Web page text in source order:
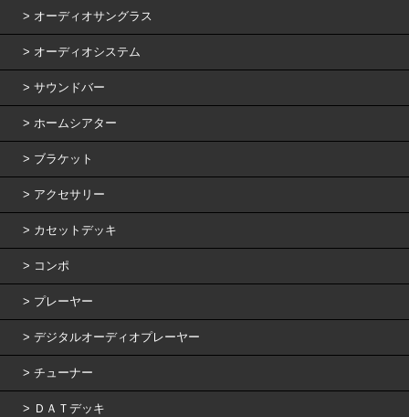
オーディオサングラス
オーディオシステム
サウンドバー
ホームシアター
ブラケット
アクセサリー
カセットデッキ
コンポ
プレーヤー
デジタルオーディオプレーヤー
チューナー
ＤＡＴデッキ